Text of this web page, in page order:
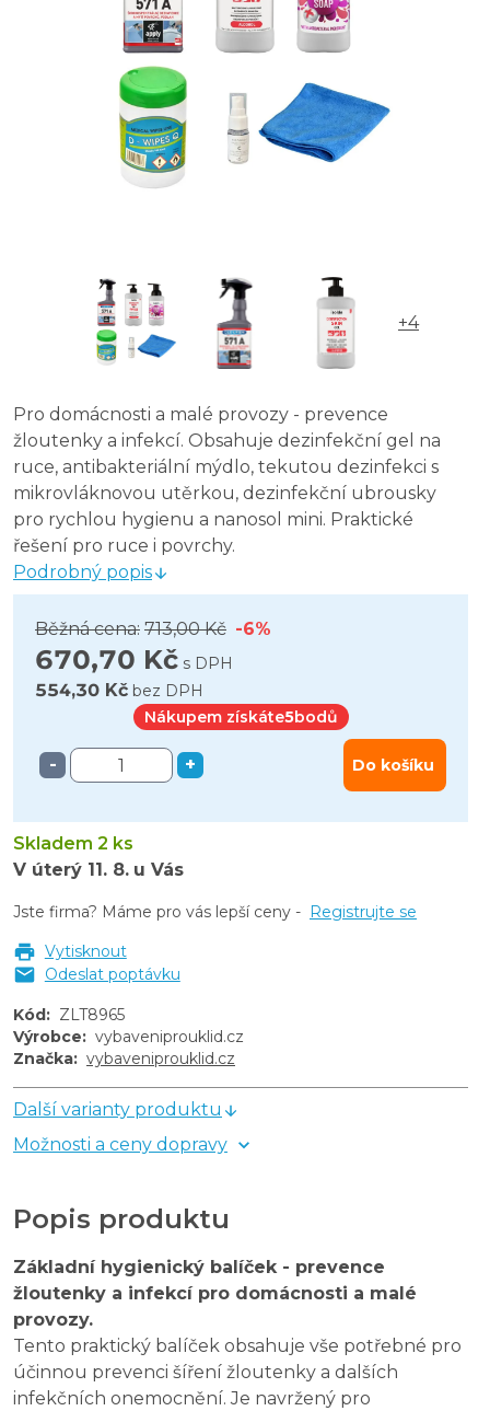
+4
Pro domácnosti a malé provozy - prevence
žloutenky a infekcí. Obsahuje dezinfekční gel na
ruce, antibakteriální mýdlo, tekutou dezinfekci s
mikrovláknovou utěrkou, dezinfekční ubrousky
pro rychlou hygienu a nanosol mini. Praktické
řešení pro ruce i povrchy.
Podrobný popis
Běžná cena: 713,00 Kč -6%
670,70 Kč s DPH
554,30 Kč bez DPH
Nákupem získáte5bodů
- + Do košíku
Skladem 2 ks
V úterý 11. 8. u Vás
Jste firma? Máme pro vás lepší ceny -
Registrujte se
Vytisknout
Odeslat poptávku
Kód: ZLT8965
Výrobce: vybaveniprouklid.cz
Značka: vybaveniprouklid.cz
Další varianty produktu
Možnosti a ceny dopravy
Popis produktu
Základní hygienický balíček - prevence
žloutenky a infekcí pro domácnosti a malé
provozy.
Tento praktický balíček obsahuje vše potřebné pro
účinnou prevenci šíření žloutenky a dalších
infekčních onemocnění. Je navržený pro